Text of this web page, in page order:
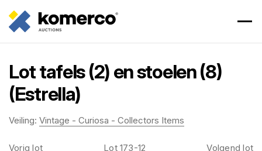
Lot tafels (2) en stoelen (8)
(Estrella)
Veiling: Vintage - Curiosa - Collectors Items
Vorig lot Lot 173-12 Volgend lot